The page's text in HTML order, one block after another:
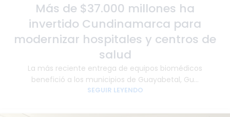
Más de $37.000 millones ha
invertido Cundinamarca para
modernizar hospitales y centros de
salud
La más reciente entrega de equipos biomédicos
benefició a los municipios de Guayabetal, Gu...
SEGUIR LEYENDO